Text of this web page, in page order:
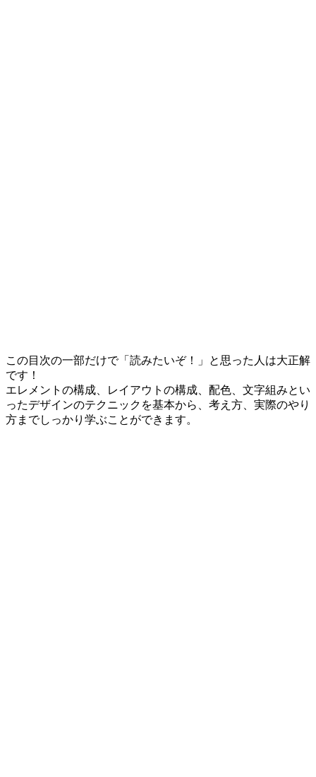
この目次の一部だけで「読みたいぞ！」と思った人は大正解
です！
エレメントの構成、レイアウトの構成、配色、文字組みとい
ったデザインのテクニックを基本から、考え方、実際のやり
方までしっかり学ぶことができます。